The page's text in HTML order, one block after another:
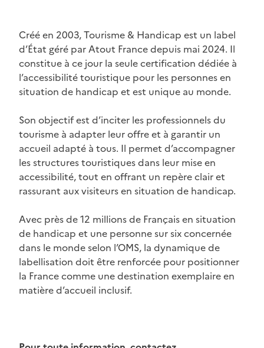
Paragraphs
contribution
Créé en 2003, Tourisme & Handicap est un label
d’État géré par Atout France depuis mai 2024. Il
constitue à ce jour la seule certification dédiée à
l’accessibilité touristique pour les personnes en
situation de handicap et est unique au monde.
Son objectif est d’inciter les professionnels du
tourisme à adapter leur offre et à garantir un
accueil adapté à tous. Il permet d’accompagner
les structures touristiques dans leur mise en
accessibilité, tout en offrant un repère clair et
rassurant aux visiteurs en situation de handicap.
Avec près de 12 millions de Français en situation
de handicap et une personne sur six concernée
dans le monde selon l’OMS, la dynamique de
labellisation doit être renforcée pour positionner
la France comme une destination exemplaire en
matière d’accueil inclusif.